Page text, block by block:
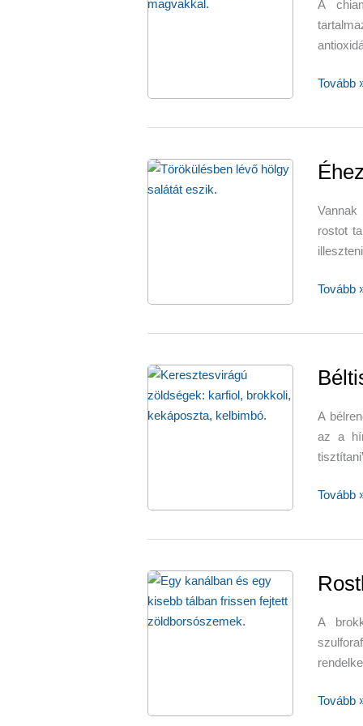
A
Tovább
rostot
Éhezés
Tovább
A
az a
Tovább
A
Rostban
Tovább